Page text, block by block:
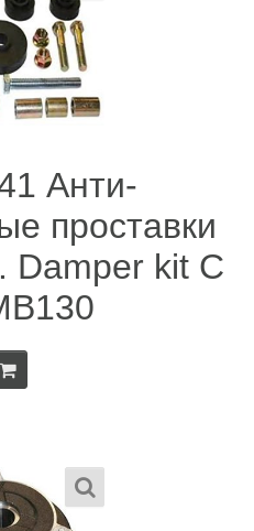
Анти-
проставки
Damper kit C